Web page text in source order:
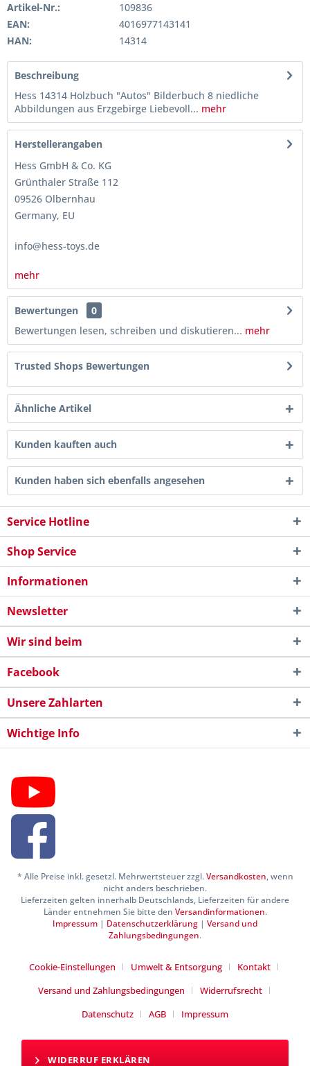
Artikel-Nr.:
109836
EAN:
4016977143141
HAN:
14314
Beschreibung
Hess 14314 Holzbuch "Autos" Bilderbuch 8 niedliche
Abbildungen aus Erzgebirge Liebevoll... mehr
Herstellerangaben
Hess GmbH & Co. KG
Grünthaler Straße 112
09526 Olbernhau
Germany, EU
info@hess-toys.de
mehr
Bewertungen
0
Bewertungen lesen, schreiben und diskutieren... mehr
Trusted Shops Bewertungen
Ähnliche Artikel
Kunden kauften auch
Kunden haben sich ebenfalls angesehen
Service Hotline
Shop Service
Informationen
Newsletter
Wir sind beim
Facebook
Unsere Zahlarten
Wichtige Info
* Alle Preise inkl. gesetzl. Mehrwertsteuer zzgl.Versandkosten, wenn
nicht anders beschrieben.
Lieferzeiten gelten innerhalb Deutschlands, Lieferzeiten für andere
Länder entnehmen Sie bitte den Versandinformationen.
Impressum | Datenschutzerklärung | Versand und
Zahlungsbedingungen.
Cookie-Einstellungen Umwelt & Entsorgung
Kontakt
Versand und Zahlungsbedingungen
Widerrufsrecht
Datenschutz
AGB Impressum
WIDERRUF ERKLÄREN